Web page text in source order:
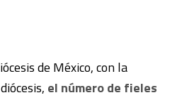
de México, con la
el número de fieles